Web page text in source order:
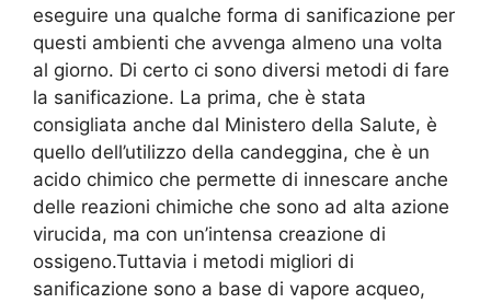
eseguire una qualche forma di sanificazione per
questi ambienti che avvenga almeno una volta
al giorno. Di certo ci sono diversi metodi di fare
la sanificazione. La prima, che è stata
consigliata anche dal Ministero della Salute, è
quello dell’utilizzo della candeggina, che è un
acido chimico che permette di innescare anche
delle reazioni chimiche che sono ad alta azione
virucida, ma con un’intensa creazione di
ossigeno.Tuttavia i metodi migliori di
sanificazione sono a base di vapore acqueo,